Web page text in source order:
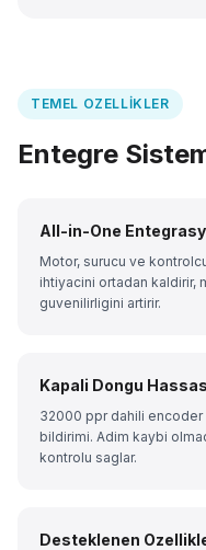
TEMEL OZELLIKLER
Entegre
All-in-One
Motor, surucu ve
ihtiyacini ortadan kaldirir,
guvenilirligini artirir.
Kapali Dongu
32000 ppr dahili
bildirimi. Adim kaybi
kontrolu saglar.
Desteklenen